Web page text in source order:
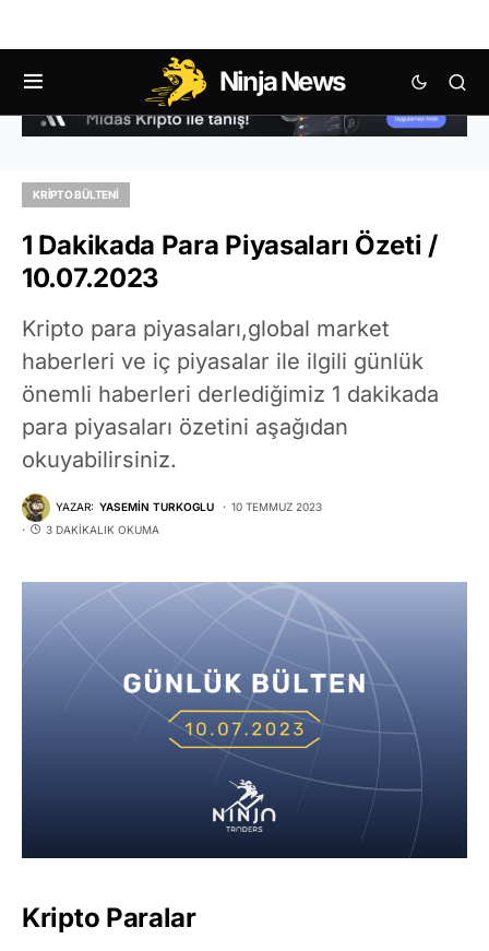
Ninja News
KRIPTO BÜLTENI
1 Dakikada Para Piyasaları Özeti /
10.07.2023
Kripto para piyasaları,global market
haberleri ve iç piyasalar ile ilgili günlük
önemli haberleri derlediğimiz 1 dakikada
para piyasaları özetini aşağıdan
okuyabilirsiniz.
YAZAR: YASEMIN TURKOGLU
10 TEMMUZ 2023
3 DAKIKALIK OKUMA
Kripto Paralar